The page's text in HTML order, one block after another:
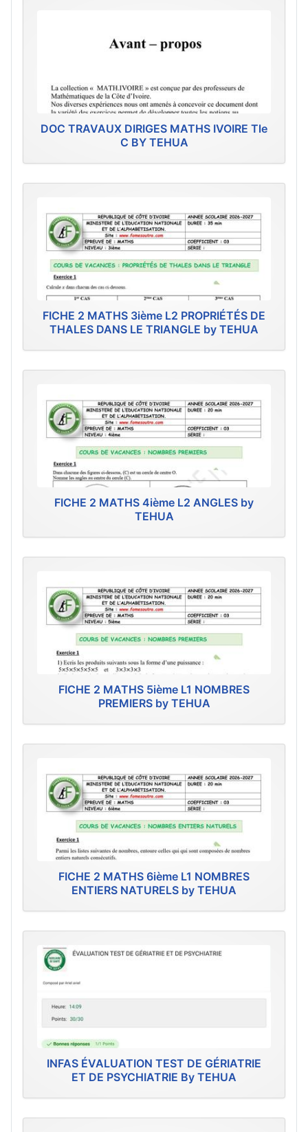
DOC TRAVAUX DIRIGES MATHS IVOIRE Tle
C BY TEHUA
FICHE 2 MATHS 3ième L2 PROPRIÉTÉS DE
THALES DANS LE TRIANGLE by TEHUA
FICHE 2 MATHS 4ième L2 ANGLES by
TEHUA
FICHE 2 MATHS 5ième L1 NOMBRES
PREMIERS by TEHUA
FICHE 2 MATHS 6ième L1 NOMBRES
ENTIERS NATURELS by TEHUA
INFAS ÉVALUATION TEST DE GÉRIATRIE
ET DE PSYCHIATRIE By TEHUA